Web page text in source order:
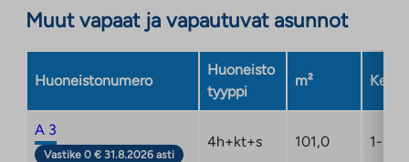
Muut vapaat ja vapautuvat asunnot
Huoneistonumero
Huoneisto
tyyppi
m²
A 3
Vastike 0 € 31.8.2026 asti
4h+kt+s 101,0 1-2/2